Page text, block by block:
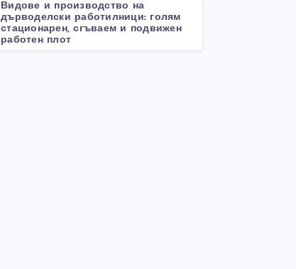
Видове и производство на
дърводелски работилници: голям
стационарен, сгъваем и подвижен
работен плот